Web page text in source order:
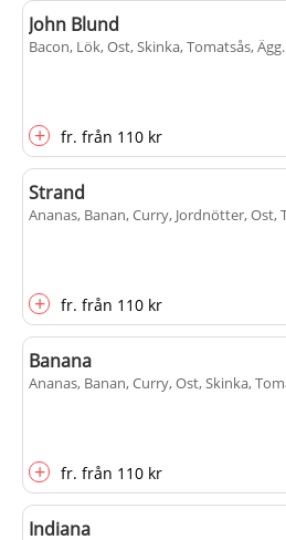
John Blund
Bacon, Lök, Ost, Skinka, Tomatsås, Ägg.
+ fr. från 110 kr
Strand
Ananas, Banan, Curry, Jordnötter, Ost,
+ fr. från 110 kr
Banana
Ananas, Banan, Curry, Ost, Skinka,
+ fr. från 110 kr
Indiana